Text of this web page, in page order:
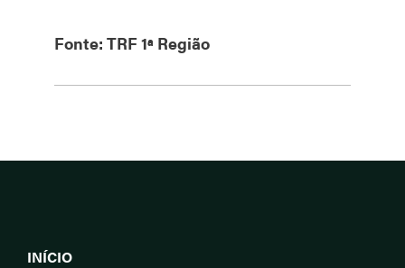
Fonte: TRF 1ª Região
INÍCIO